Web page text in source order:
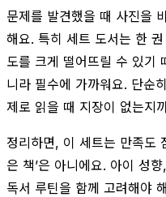
문제를 발견했을 때 사진을
해요. 특히 세트 도서는 한
도를 크게 떨어뜨릴 수 있기
니라 필수에 가까워요. 단순
제로 읽을 때 지장이 없는지
정리하면, 이 세트는 만족도
은 책’은 아니에요. 아이 성
독서 루틴을 함께 고려해야